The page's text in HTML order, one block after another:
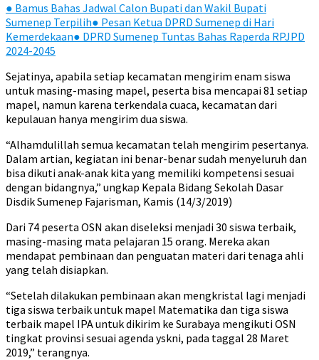
● Bamus Bahas Jadwal Calon Bupati dan Wakil Bupati
Sumenep Terpilih● Pesan Ketua DPRD Sumenep di Hari
Kemerdekaan● DPRD Sumenep Tuntas Bahas Raperda RPJPD
2024-2045
Sejatinya, apabila setiap kecamatan mengirim enam siswa
untuk masing-masing mapel, peserta bisa mencapai 81 setiap
mapel, namun karena terkendala cuaca, kecamatan dari
kepulauan hanya mengirim dua siswa.
“Alhamdulillah semua kecamatan telah mengirim pesertanya.
Dalam artian, kegiatan ini benar-benar sudah menyeluruh dan
bisa dikuti anak-anak kita yang memiliki kompetensi sesuai
dengan bidangnya,” ungkap Kepala Bidang Sekolah Dasar
Disdik Sumenep Fajarisman, Kamis (14/3/2019)
Dari 74 peserta OSN akan diseleksi menjadi 30 siswa terbaik,
masing-masing mata pelajaran 15 orang. Mereka akan
mendapat pembinaan dan penguatan materi dari tenaga ahli
yang telah disiapkan.
“Setelah dilakukan pembinaan akan mengkristal lagi menjadi
tiga siswa terbaik untuk mapel Matematika dan tiga siswa
terbaik mapel IPA untuk dikirim ke Surabaya mengikuti OSN
tingkat provinsi sesuai agenda yskni, pada taggal 28 Maret
2019,” terangnya.